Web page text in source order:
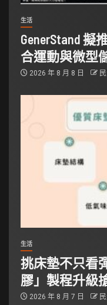
生活
GenerStand
合運動與微型
2026 年 8 月 8 日
生活
挑床墊不只看
膠」製程升級
2026 年 8 月 7 日